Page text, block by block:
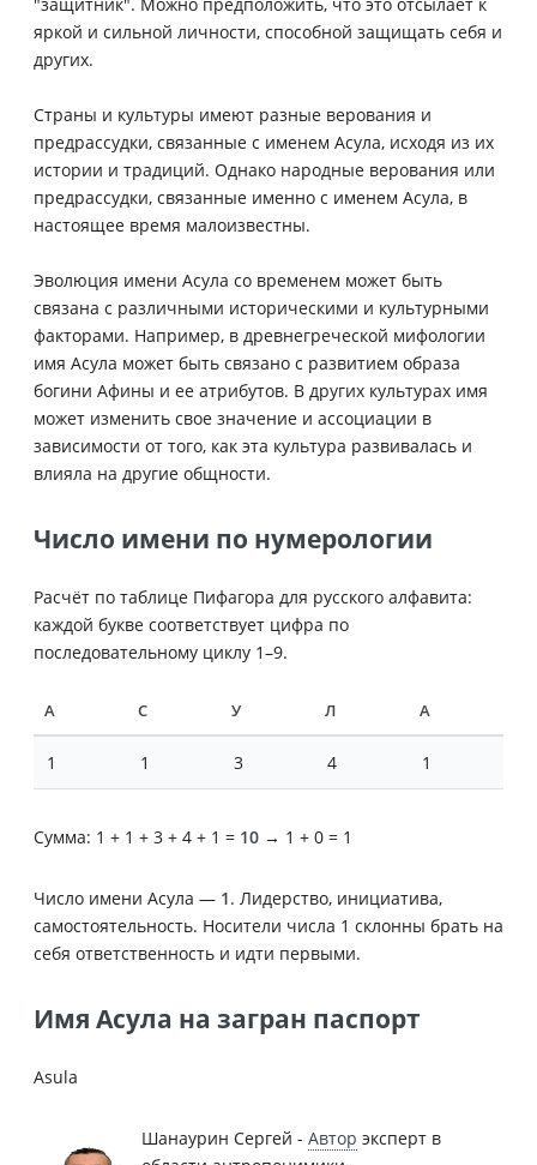
яркой и сильной личности, способной защищать себя и
других.
Страны и культуры имеют разные верования и
предрассудки, связанные с именем Асула, исходя из их
истории и традиций. Однако народные верования или
предрассудки, связанные именно с именем Асула, в
настоящее время малоизвестны.
Эволюция имени Асула со временем может быть
связана с различными историческими и культурными
факторами. Например, в древнегреческой мифологии
имя Асула может быть связано с развитием образа
богини Афины и ее атрибутов. В других культурах имя
может изменить свое значение и ассоциации в
зависимости от того, как эта культура развивалась и
влияла на другие общности.
Число имени по нумерологии
Расчёт по таблице Пифагора для русского алфавита:
каждой букве соответствует цифра по
последовательному циклу 1–9.
А С У Л А
1 1 3 4 1
Сумма: 1 + 1 + 3 + 4 + 1 = 10 → 1 + 0 = 1
Число имени Асула — 1. Лидерство, инициатива,
самостоятельность. Носители числа 1 склонны брать на
себя ответственность и идти первыми.
Имя Асула на загран паспорт
Asula
Шанаурин Сергей - Автор эксперт в